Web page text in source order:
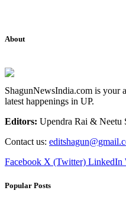
About
ShagunNewsIndia.com is your
latest happenings in UP.
Editors: Upendra Rai & Neetu
Contact us:
Facebook X (Twitter) LinkedIn
Popular Posts